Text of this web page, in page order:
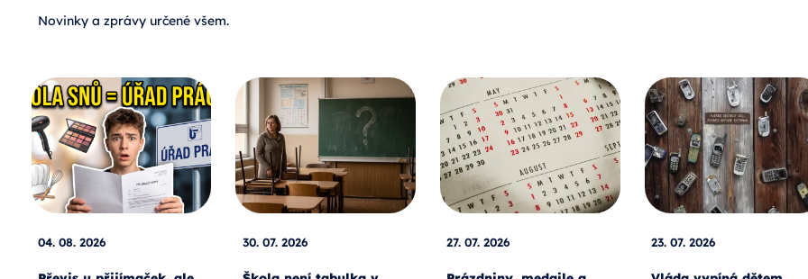
Novinky a zprávy určené všem.
04. 08. 2026 30. 07. 2026 27. 07. 2026 23. 07. 2026